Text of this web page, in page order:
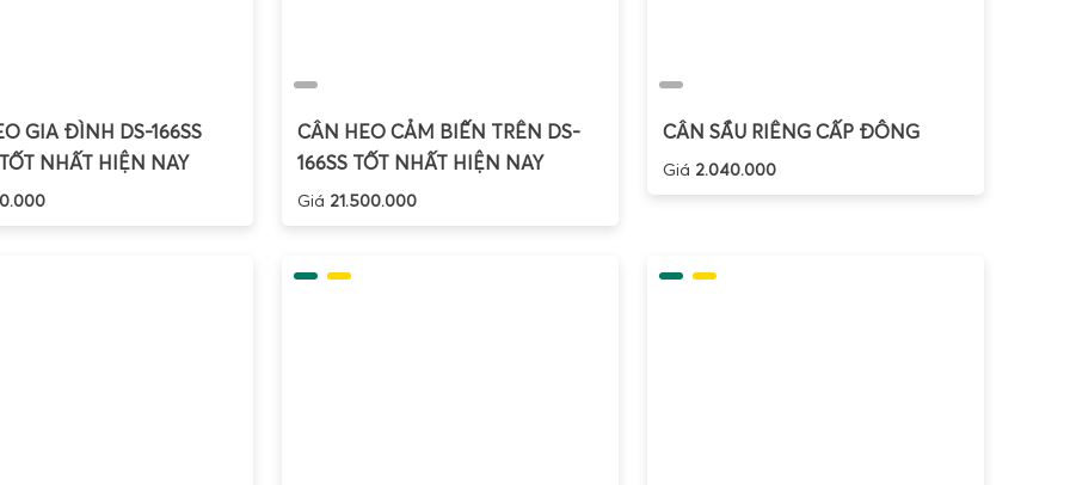
GIA ĐÌNH DS-166SS
NHẤT HIỆN NAY
CÂN HEO CẢM BIẾN TRÊN DS-
166SS TỐT NHẤT HIỆN NAY
Giá 21.500.000
CÂN SẦU RIÊNG CẤP ĐÔNG
Giá 2.040.000